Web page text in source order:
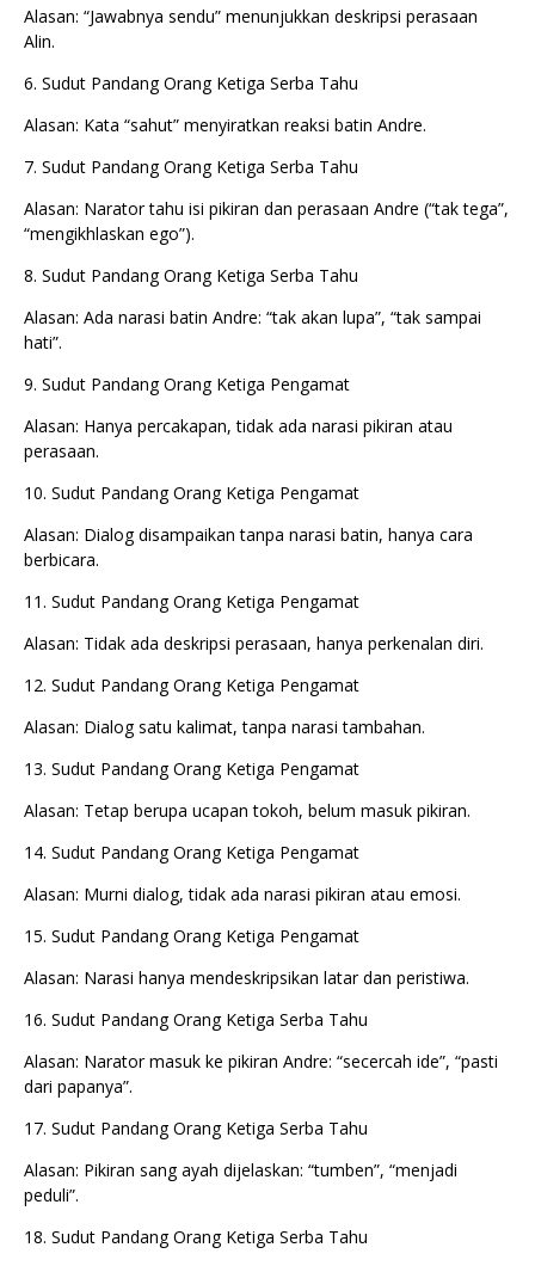
Alasan: “Jawabnya sendu” menunjukkan deskripsi perasaan
Alin.
6. Sudut Pandang Orang Ketiga Serba Tahu
Alasan: Kata “sahut” menyiratkan reaksi batin Andre.
7. Sudut Pandang Orang Ketiga Serba Tahu
Alasan: Narator tahu isi pikiran dan perasaan Andre (“tak tega”,
“mengikhlaskan ego”).
8. Sudut Pandang Orang Ketiga Serba Tahu
Alasan: Ada narasi batin Andre: “tak akan lupa”, “tak sampai
hati”.
9. Sudut Pandang Orang Ketiga Pengamat
Alasan: Hanya percakapan, tidak ada narasi pikiran atau
perasaan.
10. Sudut Pandang Orang Ketiga Pengamat
Alasan: Dialog disampaikan tanpa narasi batin, hanya cara
berbicara.
11. Sudut Pandang Orang Ketiga Pengamat
Alasan: Tidak ada deskripsi perasaan, hanya perkenalan diri.
12. Sudut Pandang Orang Ketiga Pengamat
Alasan: Dialog satu kalimat, tanpa narasi tambahan.
13. Sudut Pandang Orang Ketiga Pengamat
Alasan: Tetap berupa ucapan tokoh, belum masuk pikiran.
14. Sudut Pandang Orang Ketiga Pengamat
Alasan: Murni dialog, tidak ada narasi pikiran atau emosi.
15. Sudut Pandang Orang Ketiga Pengamat
Alasan: Narasi hanya mendeskripsikan latar dan peristiwa.
16. Sudut Pandang Orang Ketiga Serba Tahu
Alasan: Narator masuk ke pikiran Andre: “secercah ide”, “pasti
dari papanya”.
17. Sudut Pandang Orang Ketiga Serba Tahu
Alasan: Pikiran sang ayah dijelaskan: “tumben”, “menjadi
peduli”.
18. Sudut Pandang Orang Ketiga Serba Tahu